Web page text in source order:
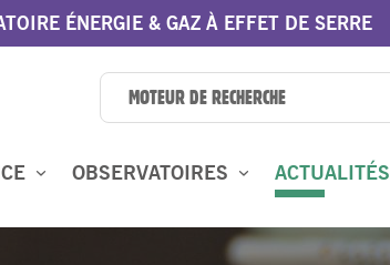
ÉNERGIE & GAZ À EFFET DE SERRE
OBSERVATOIRES ACTUALITÉS